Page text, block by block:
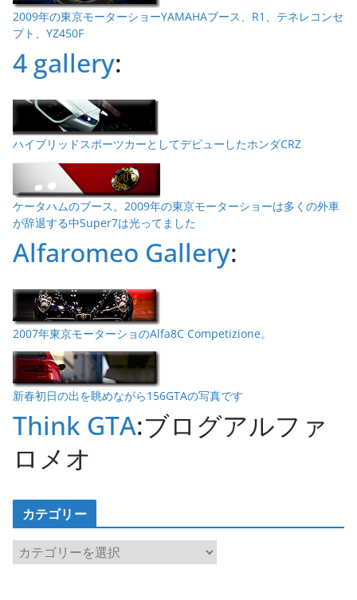
2009年の東京モーターショーYAMAHAブース、R1、テネレコンセ
プト、YZ450F
4 gallery:
ハイブリッドスポーツカーとしてデビューしたホンダCRZ
ケータハムのブース。2009年の東京モーターショーは多くの外車
が辞退する中Super7は光ってました
Alfaromeo Gallery:
2007年東京モーターショのAlfa8C Competizione。
新春初日の出を眺めながら156GTAの写真です
Think GTA:ブログアルファ
ロメオ
カテゴリー
カ
テ